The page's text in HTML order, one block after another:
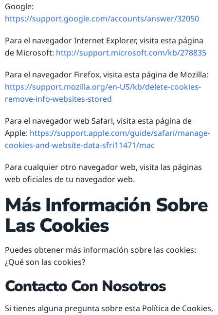
Google:
https://support.google.com/accounts/answer/32050
Para el navegador Internet Explorer, visita esta página
de Microsoft: http://support.microsoft.com/kb/278835
Para el navegador Firefox, visita esta página de Mozilla:
https://support.mozilla.org/en-US/kb/delete-cookies-
remove-info-websites-stored
Para el navegador web Safari, visita esta página de
Apple: https://support.apple.com/guide/safari/manage-
cookies-and-website-data-sfri11471/mac
Para cualquier otro navegador web, visita las páginas
web oficiales de tu navegador web.
Más Información Sobre
Las Cookies
Puedes obtener más información sobre las cookies:
¿Qué son las cookies?
Contacto Con Nosotros
Si tienes alguna pregunta sobre esta Política de Cookies,